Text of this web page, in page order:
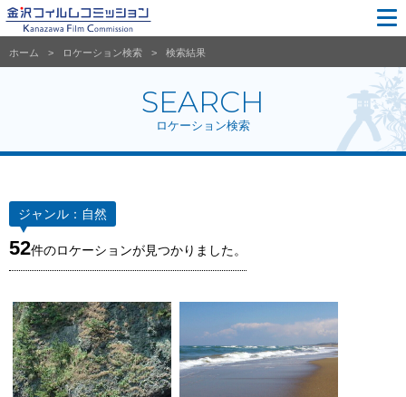
ホーム ロケーション検索 検索結果
SEARCH
ロケーション検索
ジャンル： 自然
52件のロケーションが見つかりました。